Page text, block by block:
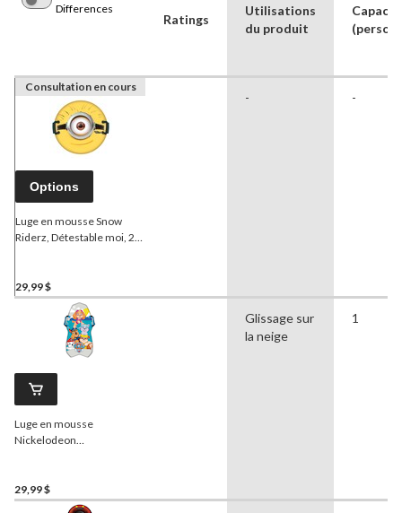
Differences
Ratings
Utilisations
du produit
Consultation en cours
Options
Luge en mousse Snow
Riderz, Détestable moi, 24
29,99 $
- -
Luge en mousse
Nickelodeon
29,99 $
Glissage sur
la neige
1